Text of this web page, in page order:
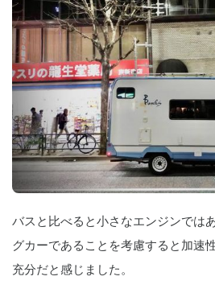
バスと比べると小さなエンジンでは
グカーであることを考慮すると加速
充分だと感じました。